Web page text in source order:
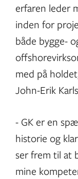
erfaren leder
inden for
både bygge-
med på
John-Erik
- GK er en
historie og
ser frem til at
mine